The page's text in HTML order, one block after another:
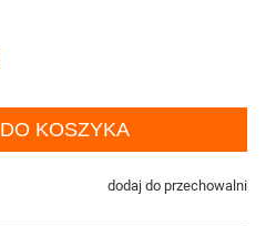
DO KOSZYKA
dodaj do przechowalni